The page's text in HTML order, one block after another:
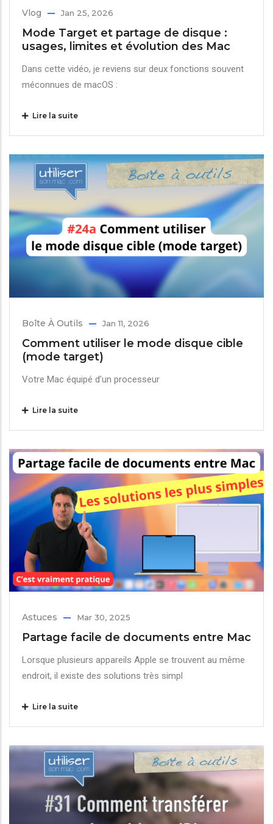
Vlog Jan 25, 2026
Mode Target et partage de disque :
usages, limites et évolution des Mac
Dans cette vidéo, je reviens sur deux fonctions souvent
méconnues de macOS :
Lire la suite
Boîte À Outils Jan 11, 2026
Comment utiliser le mode disque cible
(mode target)
Votre Mac équipé d’un processeur
Lire la suite
Astuces Mar 30, 2025
Partage facile de documents entre Mac
Lorsque plusieurs appareils Apple se trouvent au même
endroit, il existe des solutions très simpl
Lire la suite